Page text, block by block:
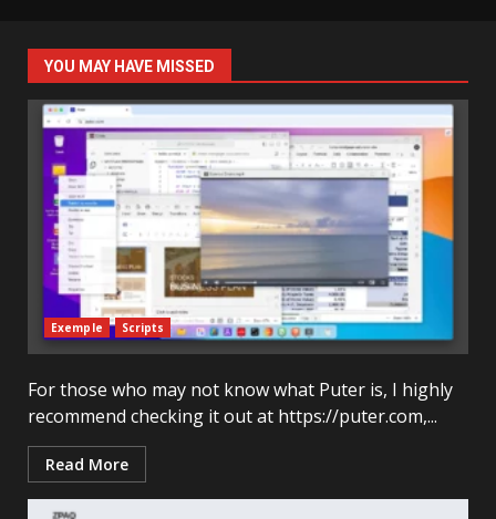
YOU MAY HAVE MISSED
Exemple Scripts
For those who may not know what Puter is, I highly
recommend checking it out at https://puter.com,...
Read More